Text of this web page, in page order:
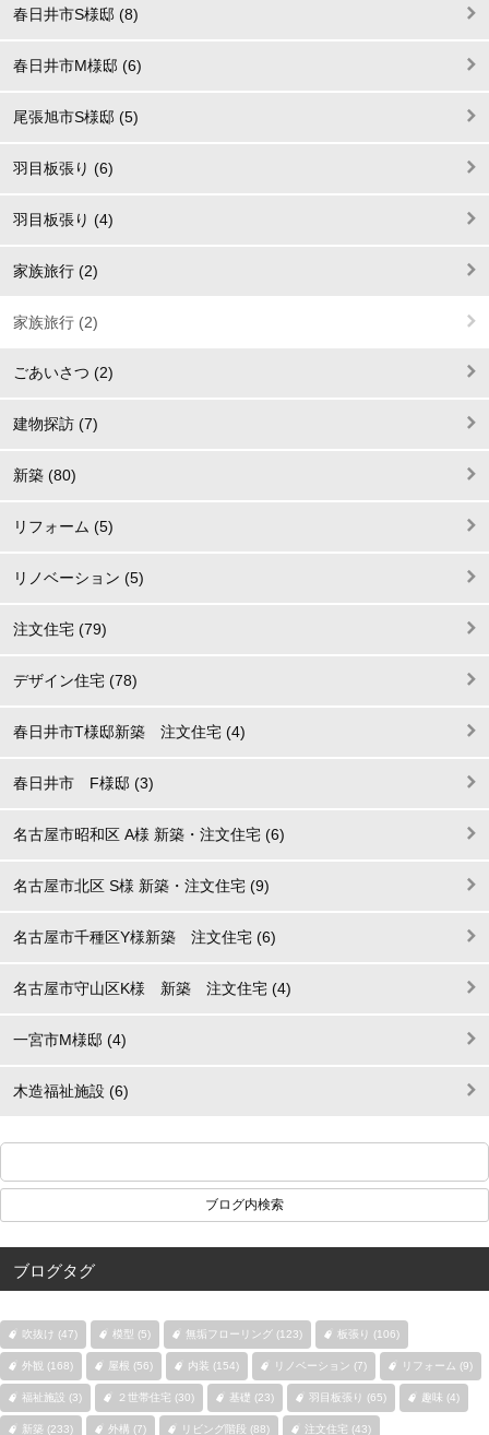
春日井市S様邸 (8)
春日井市M様邸 (6)
尾張旭市S様邸 (5)
羽目板張り (6)
羽目板張り (4)
家族旅行 (2)
家族旅行 (2)
ごあいさつ (2)
建物探訪 (7)
新築 (80)
リフォーム (5)
リノベーション (5)
注文住宅 (79)
デザイン住宅 (78)
春日井市T様邸新築 注文住宅 (4)
春日井市 F様邸 (3)
名古屋市昭和区 A様 新築・注文住宅 (6)
名古屋市北区 S様 新築・注文住宅 (9)
名古屋市千種区Y様新築 注文住宅 (6)
名古屋市守山区K様 新築 注文住宅 (4)
一宮市M様邸 (4)
木造福祉施設 (6)
ブログタグ
吹抜け (47) 模型 (5) 無垢フローリング (123) 板張り (106)
外観 (168) 屋根 (56) 内装 (154) リノベーション (7) リフォーム (9)
福祉施設 (3) ２世帯住宅 (30) 基礎 (23) 羽目板張り (65) 趣味 (4)
新築 (233) 外構 (7) リビング階段 (88) 注文住宅 (43)